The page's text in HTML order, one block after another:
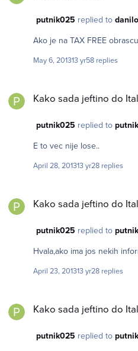
putnik025 replied to
Ako je na TAX FREE
May 6, 201313 yr58 replies
Kako sada jeftino do
putnik025 replied to
E to vec nije lose..
April 28, 201313 yr28 replies
Kako sada jeftino do
putnik025 replied to
Hvala,ako ima jos nekih
April 23, 201313 yr28 replies
Kako sada jeftino do
putnik025 replied to